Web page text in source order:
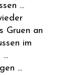
...
Gruen an
im
...